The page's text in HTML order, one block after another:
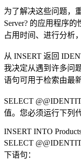
为了解决这些问题，
Server? 的应用程序
占用时间、进行分析
从 INSERT 返回
我决定从遇到许多问
语句可用于检索由最
SELECT
值。您必须运行下列
INSERT INTO
SELECT
下语句：